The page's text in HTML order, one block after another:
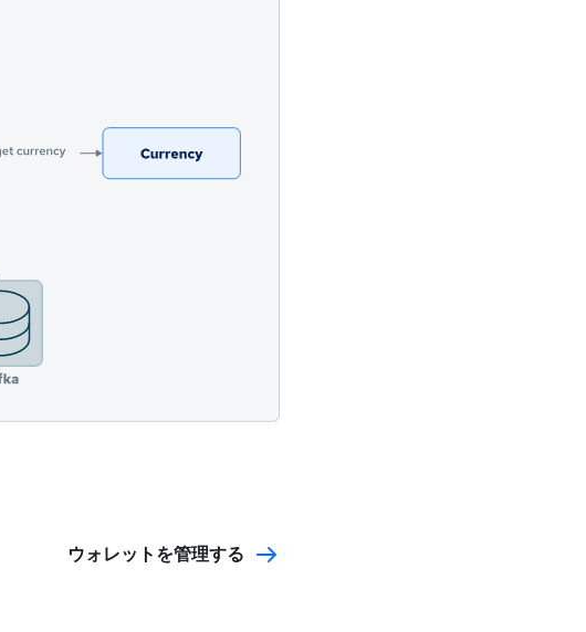
ウォレットを管理する